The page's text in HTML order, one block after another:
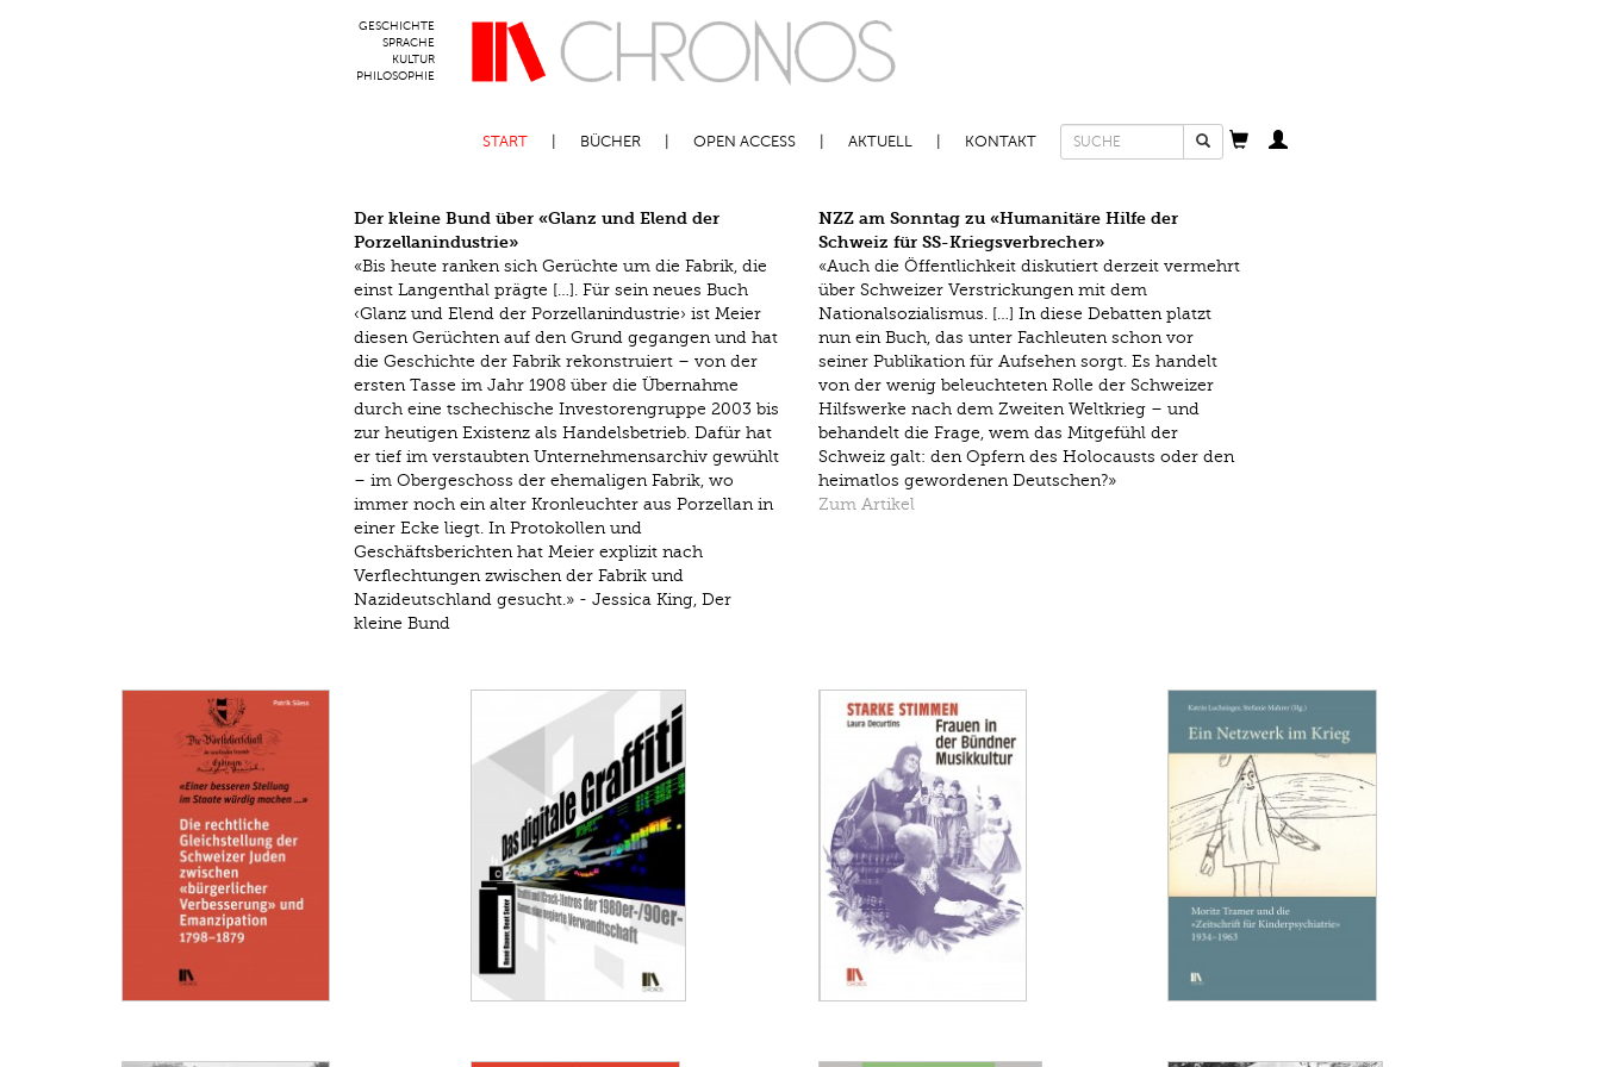
GESCHICHTE
SPRACHE
KULTUR
PHILOSOPHIE
START BÜCHER OPEN ACCESS AKTUELL KONTAKT
Suchformular
Der kleine Bund über «Glanz und Elend der
Porzellanindustrie»
«Bis heute ranken sich Gerüchte um die Fabrik, die
einst Langenthal prägte […]. Für sein neues Buch
‹Glanz und Elend der Porzellanindustrie› ist Meier
diesen Gerüchten auf den Grund gegangen und hat
die Geschichte der Fabrik rekonstruiert – von der
ersten Tasse im Jahr 1908 über die Übernahme
durch eine tschechische Investorengruppe 2003 bis
zur heutigen Existenz als Handelsbetrieb. Dafür hat
er tief im verstaubten Unternehmensarchiv gewühlt
– im Obergeschoss der ehemaligen Fabrik, wo
immer noch ein alter Kronleuchter aus Porzellan in
einer Ecke liegt. In Protokollen und
Geschäftsberichten hat Meier explizit nach
Verflechtungen zwischen der Fabrik und
Nazideutschland gesucht.» - Jessica King, Der
kleine Bund
NZZ am Sonntag zu «Humanitäre Hilfe der
Schweiz für SS-Kriegsverbrecher»
«Auch die Öffentlichkeit diskutiert derzeit vermehrt
über Schweizer Verstrickungen mit dem
Nationalsozialismus. […] In diese Debatten platzt
nun ein Buch, das unter Fachleuten schon vor
seiner Publikation für Aufsehen sorgt. Es handelt
von der wenig beleuchteten Rolle der Schweizer
Hilfswerke nach dem Zweiten Weltkrieg – und
behandelt die Frage, wem das Mitgefühl der
Schweiz galt: den Opfern des Holocausts oder den
heimatlos gewordenen Deutschen?»
Zum Artikel